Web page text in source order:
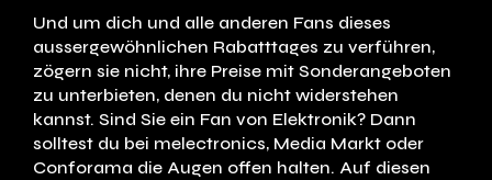
Und um dich und alle anderen Fans dieses
aussergewöhnlichen Rabatttages zu verführen,
zögern sie nicht, ihre Preise mit Sonderangeboten
zu unterbieten, denen du nicht widerstehen
kannst. Sind Sie ein Fan von Elektronik? Dann
solltest du bei melectronics, Media Markt oder
Conforama die Augen offen halten. Auf diesen